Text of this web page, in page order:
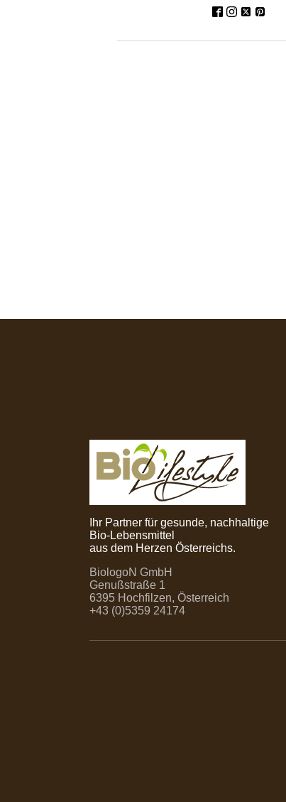
Ihr Partner für gesunde, nachhaltige
Bio-Lebensmittel
aus dem Herzen Österreichs.
BiologoN GmbH
Genußstraße 1
6395 Hochfilzen, Österreich
+43 (0)5359 24174